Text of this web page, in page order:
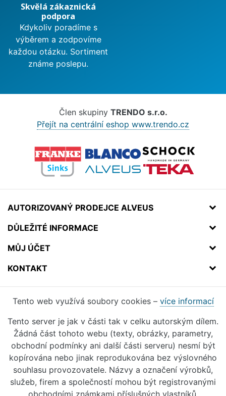
Skvělá zákaznická
podpora
Kdykoliv poradíme s
výběrem a zodpovíme
každou otázku. Sortiment
známe poslepu.
Člen skupiny TRENDO s.r.o.
Přejít na centrální eshop www.trendo.cz
AUTORIZOVANÝ PRODEJCE ALVEUS
DŮLEŽITÉ INFORMACE
MŮJ ÚČET
KONTAKT
Tento web využívá soubory cookies – více informací
Tento server je jak v části tak v celku autorským dílem.
Žádná část tohoto webu (texty, obrázky, parametry,
obchodní podmínky ani další části serveru) nesmí být
kopírována nebo jinak reprodukována bez výslovného
souhlasu provozovatele. Názvy a označení výrobků,
služeb, firem a společností mohou být registrovanými
obchodními známkami příslušných vlastníků.